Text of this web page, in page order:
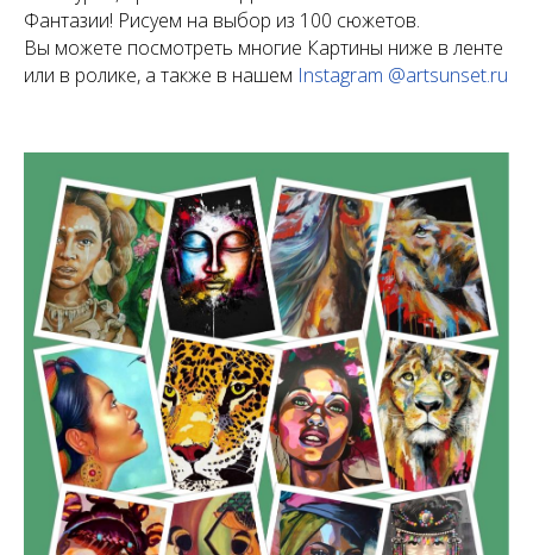
Фантазии! Рисуем на выбор из 100 сюжетов.
Вы можете посмотреть многие Картины ниже в ленте
или в ролике, а также в нашем Instagram @artsunset.ru